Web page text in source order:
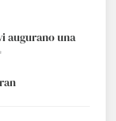
augurano una